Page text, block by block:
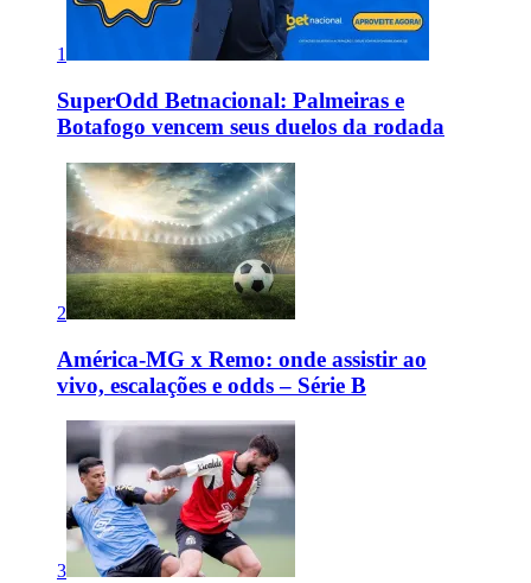
1
SuperOdd Betnacional: Palmeiras e
Botafogo vencem seus duelos da rodada
2
América-MG x Remo: onde assistir ao
vivo, escalações e odds – Série B
3